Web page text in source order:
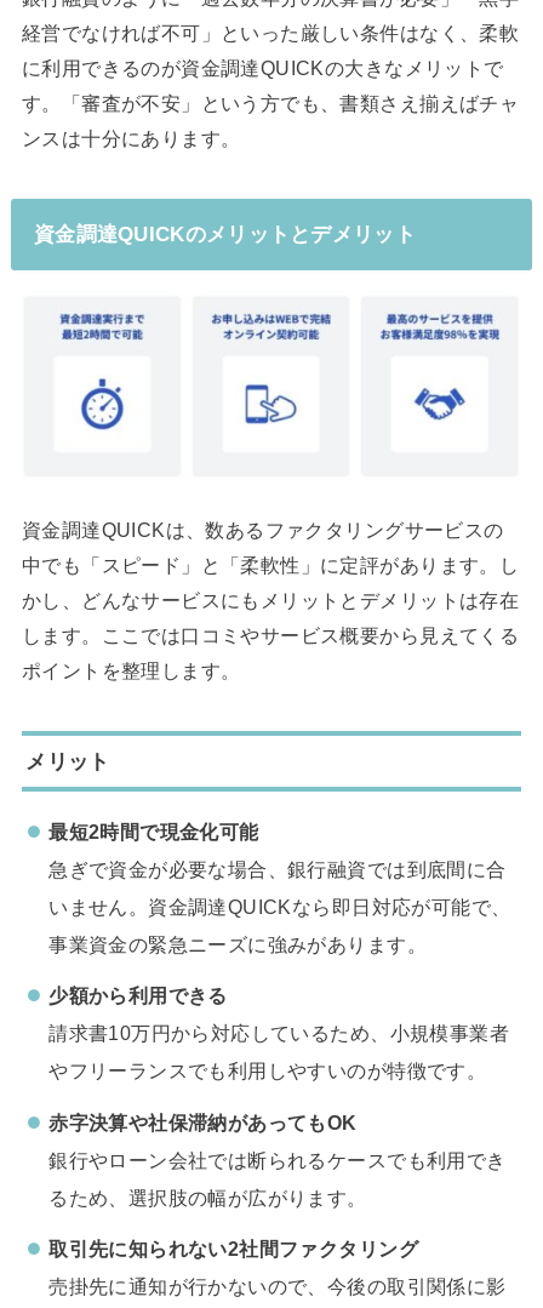
経営でなければ不可」といった厳しい条件はなく、柔軟
に利用できるのが資金調達QUICKの大きなメリットで
す。「審査が不安」という方でも、書類さえ揃えばチャ
ンスは十分にあります。
資金調達QUICKのメリットとデメリット
資金調達QUICKは、数あるファクタリングサービスの
中でも「スピード」と「柔軟性」に定評があります。し
かし、どんなサービスにもメリットとデメリットは存在
します。ここでは口コミやサービス概要から見えてくる
ポイントを整理します。
メリット
最短2時間で現金化可能
急ぎで資金が必要な場合、銀行融資では到底間に合
いません。資金調達QUICKなら即日対応が可能で、
事業資金の緊急ニーズに強みがあります。
少額から利用できる
請求書10万円から対応しているため、小規模事業者
やフリーランスでも利用しやすいのが特徴です。
赤字決算や社保滞納があってもOK
銀行やローン会社では断られるケースでも利用でき
るため、選択肢の幅が広がります。
取引先に知られない2社間ファクタリング
売掛先に通知が行かないので、今後の取引関係に影